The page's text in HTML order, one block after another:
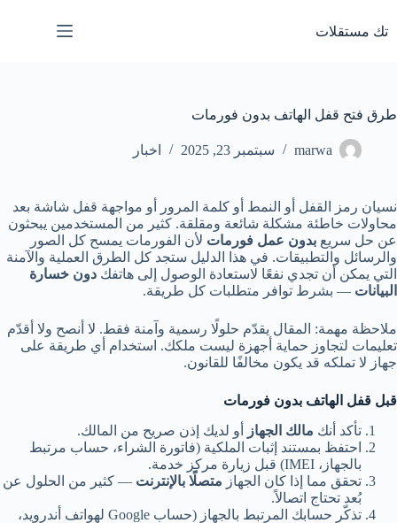
إلى
المحتوى
تك مستقلات
طرق فتح قفل الهاتف بدون فورمات
marwa سبتمبر 23, 2025 اخبار
نسيان رمز القفل أو النمط أو كلمة المرور أو مواجهة قفل شاشة بعد
محاولات خاطئة مشكلة شائعة ومقلقة. كثير من المستخدمين يبحثون
عن حل سريع بدون عمل فورمات لأن الفورمات يمسح كل الصور
والرسائل والتطبيقات. في هذا الدليل ستجد كل الطرق العملية والآمنة
التي يمكن أن تجدي نفعًا لاستعادة الوصول إلى هاتفك دون خسارة
البيانات — بشرط توافر متطلبات كل طريقة.
ملاحظة مهمة: المقال يقدّم حلولًا رسمية وآمنة فقط. لا أنصح ولا أقدّم
تعليمات لتجاوز حماية أجهزة ليست ملكك. استخدام أي طريقة على
جهاز لا تملكه قد يكون مخالفًا للقانون.
قبل قفل الهاتف بدون فورمات
تأكد أنك مالك الجهاز
أو لديك إذن صريح من المالك.
احتفظ بمستند إثبات الملكية (فاتورة الشراء، حساب مرتبط
بالجهاز، IMEI) قبل زيارة مركز خدمة.
تحقق مما إذا كان الجهاز متصلًا بالإنترنت — كثير من الحلول عن
بُعد تحتاج اتصالاً.
تذكّر حسابك المرتبط بالجهاز (حساب Google لهواتف أندرويد،